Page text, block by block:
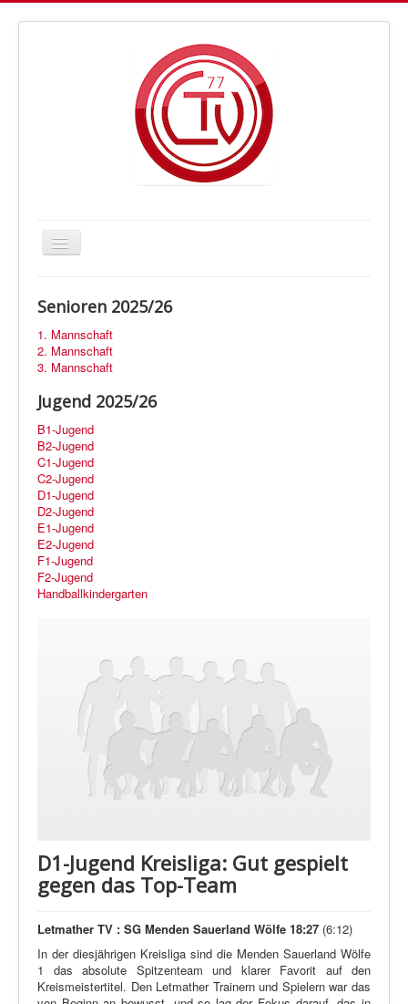
Navigation
an/aus
Vorstand
Trainer
Senioren 2025/26
1. Mannschaft
2. Mannschaft
3. Mannschaft
Jugend 2025/26
B1-Jugend
B2-Jugend
C1-Jugend
C2-Jugend
D1-Jugend
D2-Jugend
E1-Jugend
E2-Jugend
F1-Jugend
F2-Jugend
Handballkindergarten
D1-Jugend Kreisliga: Gut gespielt
gegen das Top-Team
Letmather TV : SG Menden Sauerland Wölfe 18:27 (6:12)
In der diesjährigen Kreisliga sind die Menden Sauerland Wölfe
1 das absolute Spitzenteam und klarer Favorit auf den
Kreismeistertitel. Den Letmather Trainern und Spielern war das